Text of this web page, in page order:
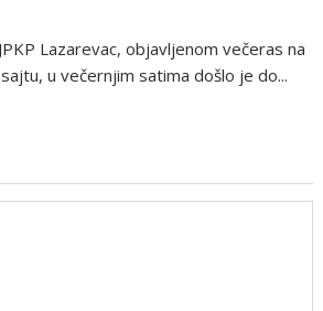
Lazarevac, objavljenom večeras na
u večernjim satima došlo je do...